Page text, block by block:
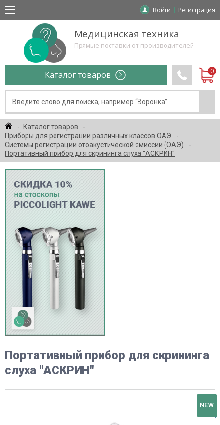
Войти Регистрация
Медицинская техника
Прямые поставки от производителей
Каталог товаров
Каталог товаров
Приборы для регистрации различных классов ОАЭ
Системы регистрации отоакустической эмиссии (ОАЭ)
Портативный прибор для скрининга слуха "АСКРИН"
Портативный прибор для скрининга
слуха "АСКРИН"
NEW